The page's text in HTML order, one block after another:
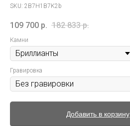
SKU: 2B7H1B7K2b
109 700 р. 182 833 р.
Камни
Гравировка
Добавить в корзину